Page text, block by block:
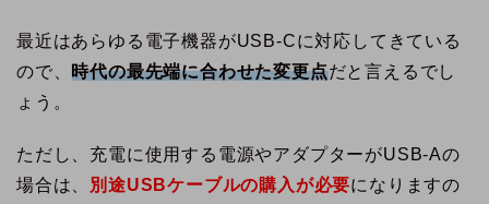
最近はあらゆる電子機器がUSB-Cに対応してきている
ので、 時代の最先端に合わせた変更点だと言えるでし
ょう。
ただし、充電に使用する電源やアダプターがUSB-Aの
場合は、
別途USBケーブルの購入が必要になりますの